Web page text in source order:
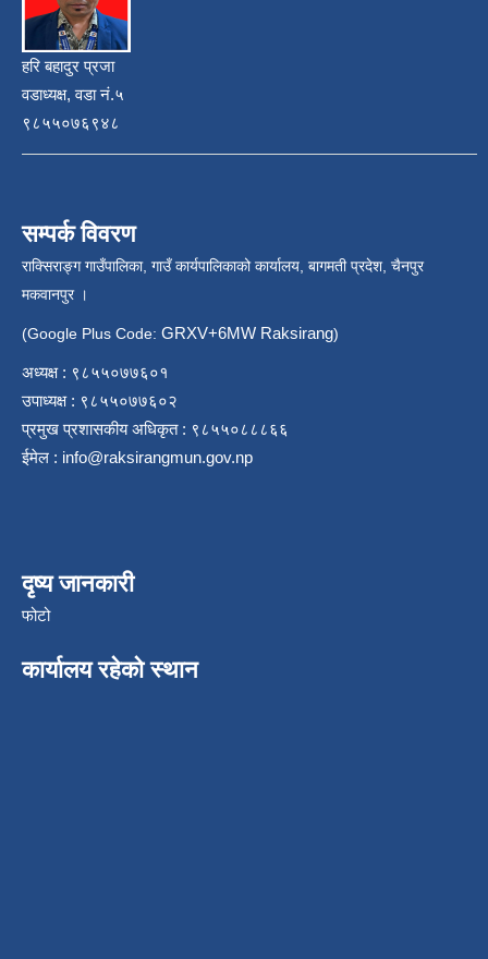
हरि बहादुर प्रजा
वडाध्यक्ष, वडा नं.५
९८५५०७६९४८
सम्पर्क विवरण
राक्सिराङ्ग गाउँपालिका, गाउँ कार्यपालिकाको कार्यालय, बागमती प्रदेश, चैनपुर
मकवानपुर ।
(Google Plus Code: GRXV+6MW Raksirang)
अध्यक्ष : ९८५५०७७६०१
उपाध्यक्ष : ९८५५०७७६०२
प्रमुख प्रशासकीय अधिकृत : ९८५५०८८८६६
ईमेल : info@raksirangmun.gov.np
दृष्य जानकारी
फोटो
कार्यालय रहेको स्थान